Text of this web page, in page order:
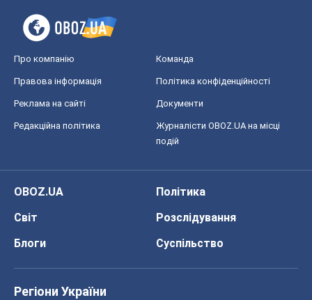
Про компанію Команда
Правова інформація Політика конфіденційності
Реклама на сайті Документи
Редакційна політика
Журналісти OBOZ.UA на місці
подій
OBOZ.UA
Політика
Світ
Розслідування
Блоги
Суспільство
Регіони України